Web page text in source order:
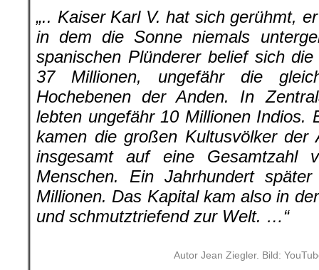
„.. Kaiser Karl V. hat sich gerühmt,
in dem die Sonne niemals
spanischen Plünderer belief sich
37 Millionen, ungefähr die
Hochebenen der Anden. In
lebten ungefähr 10 Millionen Indios.
kamen die großen Kultusvölker der
insgesamt auf eine Gesamtzahl
Menschen. Ein Jahrhundert
Millionen. Das Kapital kam also in
und schmutztriefend zur Welt. …“
Autor Jean Ziegler. Bild: